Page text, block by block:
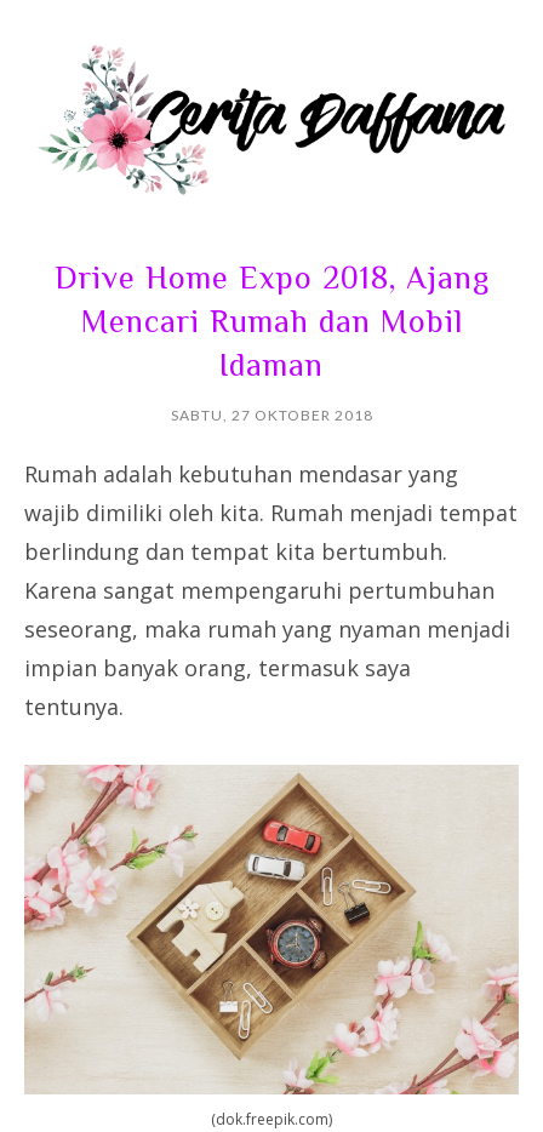
Drive Home Expo 2018, Ajang
Mencari Rumah dan Mobil
Idaman
SABTU, 27 OKTOBER 2018
Rumah adalah kebutuhan mendasar yang
wajib dimiliki oleh kita. Rumah menjadi tempat
berlindung dan tempat kita bertumbuh.
Karena sangat mempengaruhi pertumbuhan
seseorang, maka rumah yang nyaman menjadi
impian banyak orang, termasuk saya
tentunya.
(dok.freepik.com)